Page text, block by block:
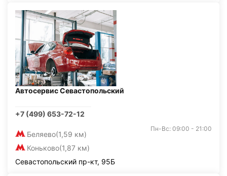
Автосервис Севастопольский
+7 (499) 653-72-12
Беляево(1,59 км)
Коньково(1,87 км)
Пн-Вс: 09:00 - 21:00
Севастопольский пр-кт, 95Б